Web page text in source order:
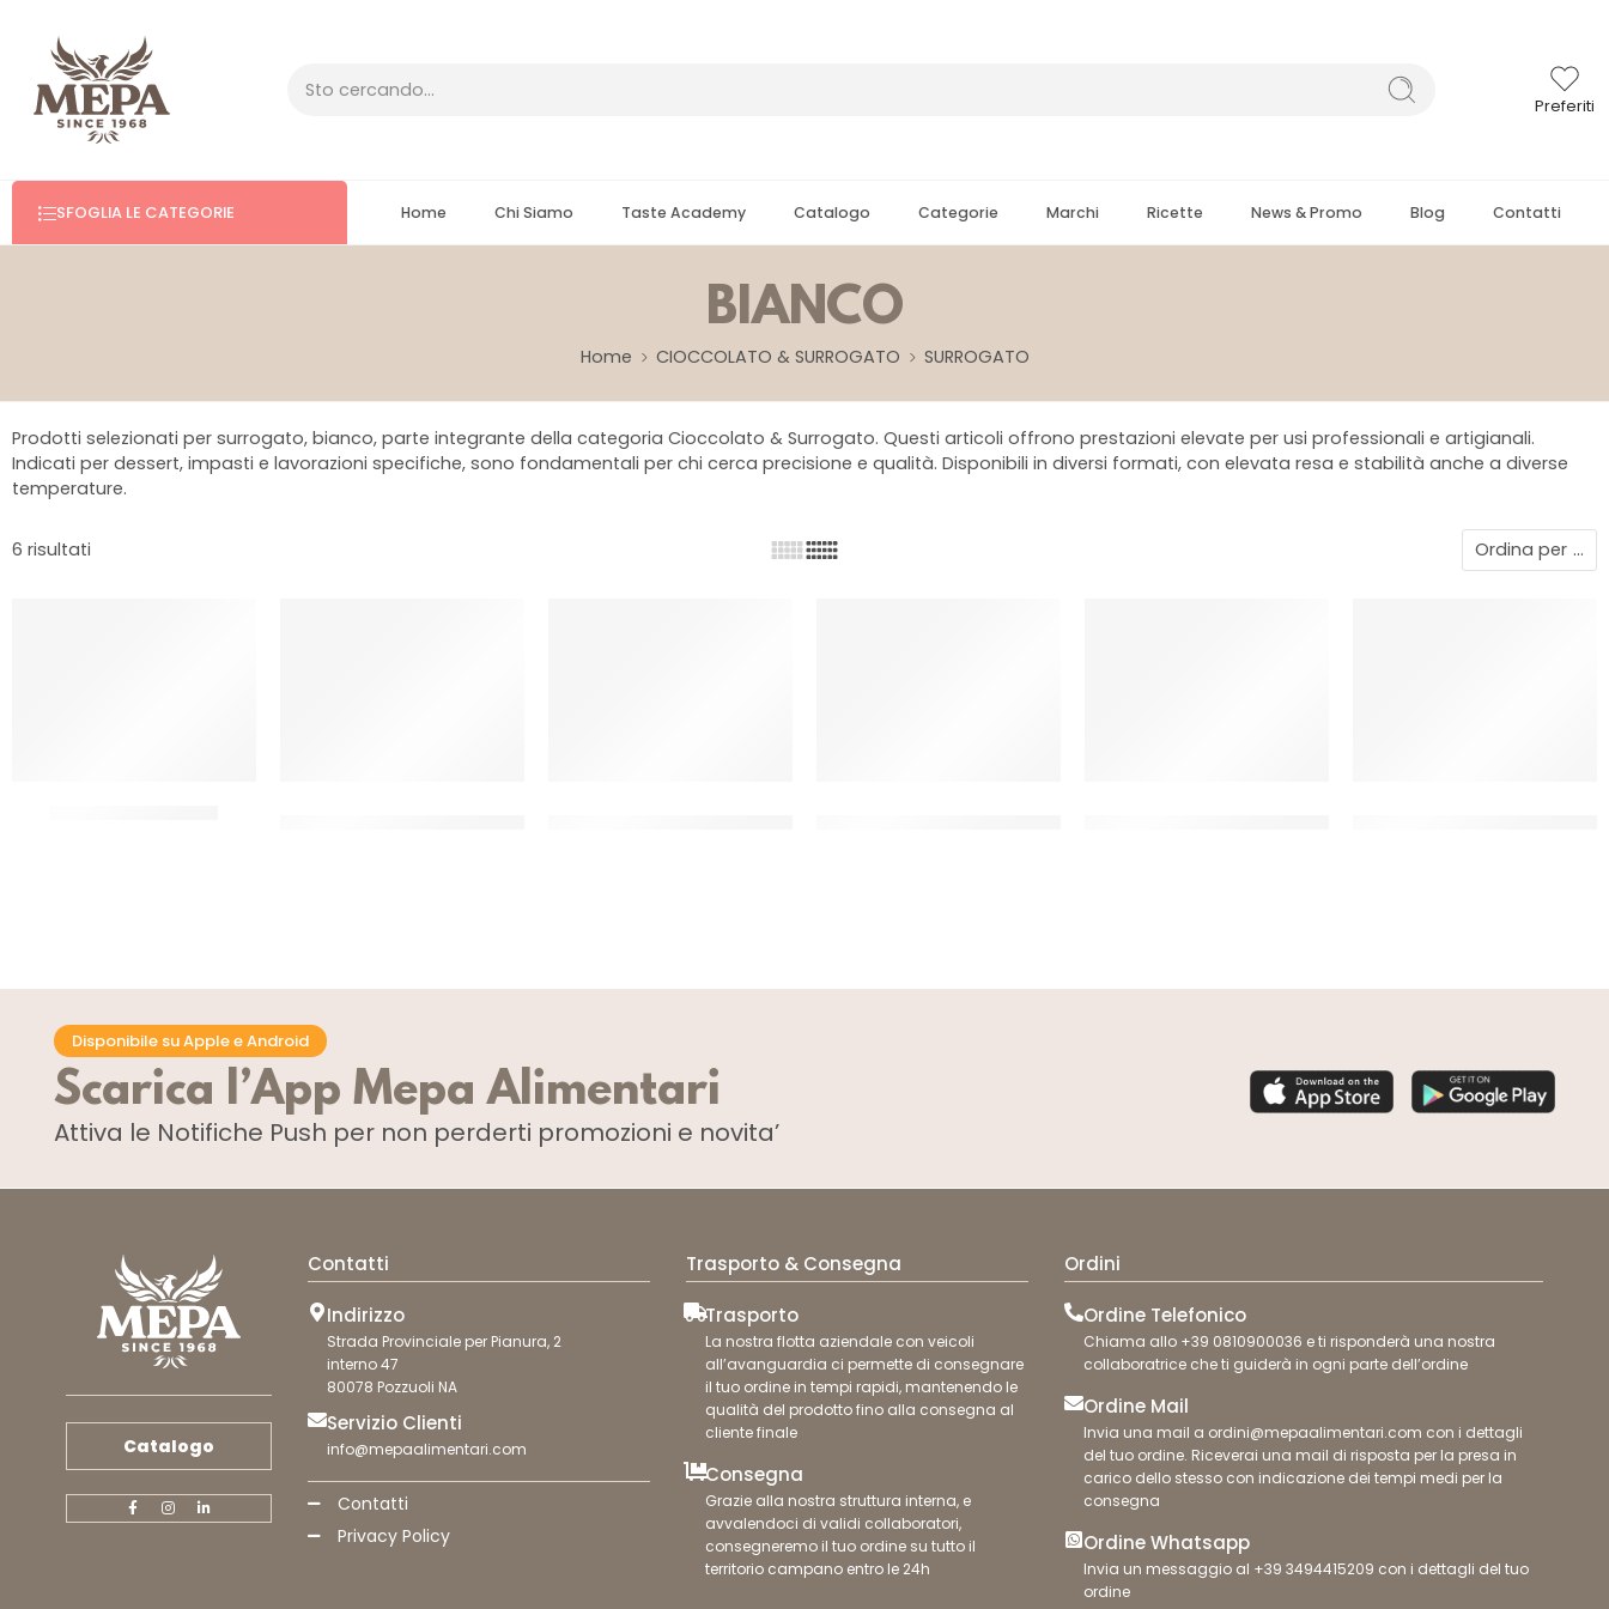
Preferiti
SFOGLIA LE CATEGORIE Home Chi Siamo Taste Academy Catalogo Categorie Marchi Ricette News & Promo Blog Contatti
BIANCO
Home CIOCCOLATO & SURROGATO SURROGATO
Prodotti selezionati per surrogato, bianco, parte integrante della categoria Cioccolato & Surrogato. Questi articoli offrono prestazioni elevate per usi professionali e artigianali.
Indicati per dessert, impasti e lavorazioni specifiche, sono fondamentali per chi cerca precisione e qualità. Disponibili in diversi formati, con elevata resa e stabilità anche a diverse
temperature.
6 risultati Ordina per ...
Disponibile su Apple e Android
Scarica l’App Mepa Alimentari
Attiva le Notifiche Push per non perderti promozioni e novita’
Catalogo
Contatti
Indirizzo
Strada Provinciale per Pianura, 2
interno 47
80078 Pozzuoli NA
Servizio Clienti
info@mepaalimentari.com
Contatti
Privacy Policy
Trasporto & Consegna
Trasporto
La nostra flotta aziendale con veicoli
all’avanguardia ci permette di consegnare
il tuo ordine in tempi rapidi, mantenendo le
qualità del prodotto fino alla consegna al
cliente finale
Consegna
Grazie alla nostra struttura interna, e
avvalendoci di validi collaboratori,
consegneremo il tuo ordine su tutto il
territorio campano entro le 24h
Ordini
Ordine Telefonico
Chiama allo +39 0810900036 e ti risponderà una nostra
collaboratrice che ti guiderà in ogni parte dell’ordine
Ordine Mail
Invia una mail a ordini@mepaalimentari.com con i dettagli
del tuo ordine. Riceverai una mail di risposta per la presa in
carico dello stesso con indicazione dei tempi medi per la
consegna
Ordine Whatsapp
Invia un messaggio al +39 3494415209 con i dettagli del tuo
ordine